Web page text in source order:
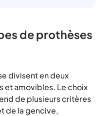
de prothèses
divisent en deux
et amovibles. Le choix
de plusieurs critères
de la gencive,